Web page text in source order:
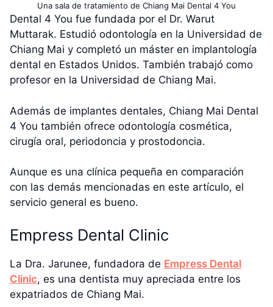
Una sala de tratamiento de Chiang Mai Dental 4 You
Dental 4 You fue fundada por el Dr. Warut
Muttarak. Estudió odontología en la Universidad de
Chiang Mai y completó un máster en implantología
dental en Estados Unidos. También trabajó como
profesor en la Universidad de Chiang Mai.
Además de implantes dentales, Chiang Mai Dental
4 You también ofrece odontología cosmética,
cirugía oral, periodoncia y prostodoncia.
Aunque es una clínica pequeña en comparación
con las demás mencionadas en este artículo, el
servicio general es bueno.
Empress Dental Clinic
La Dra. Jarunee, fundadora de Empress Dental
Clinic, es una dentista muy apreciada entre los
expatriados de Chiang Mai.